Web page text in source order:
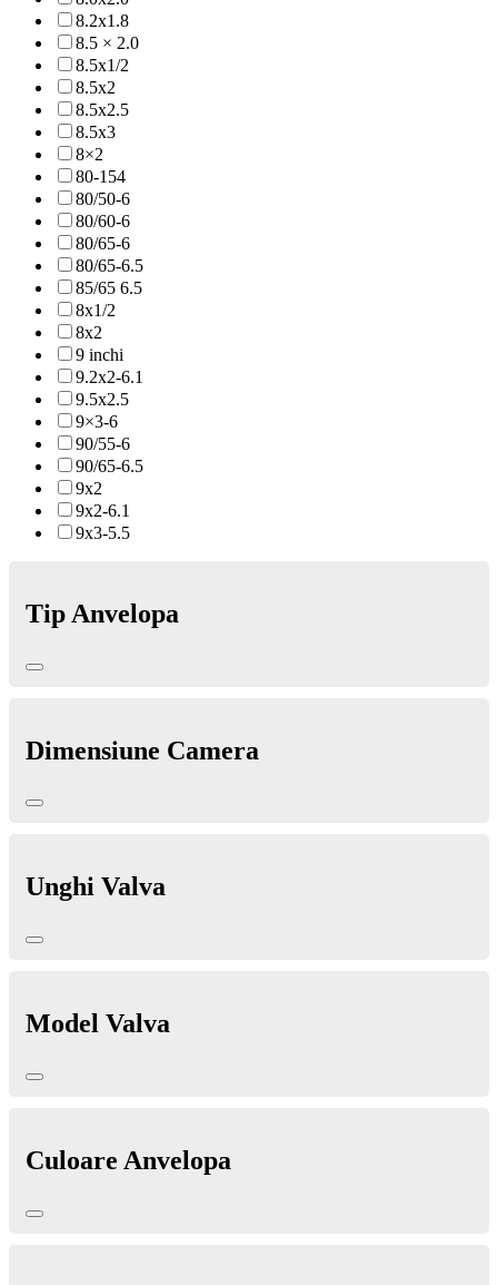
8.2x1.8
8.5 × 2.0
8.5x1/2
8.5x2
8.5x2.5
8.5x3
8×2
80-154
80/50-6
80/60-6
80/65-6
80/65-6.5
85/65 6.5
8x1/2
8x2
9 inchi
9.2x2-6.1
9.5x2.5
9×3-6
90/55-6
90/65-6.5
9x2
9x2-6.1
9x3-5.5
Tip Anvelopa
Dimensiune Camera
Unghi Valva
Model Valva
Culoare Anvelopa